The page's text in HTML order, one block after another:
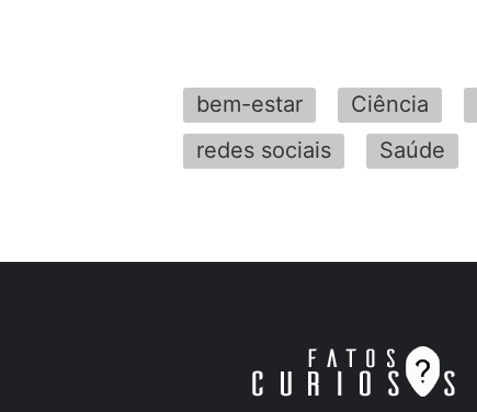
bem-estar Ciência
redes sociais
Saúde